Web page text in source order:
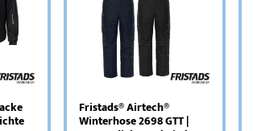
Fristads® Airtech®
Winterhose 2698 GTT |